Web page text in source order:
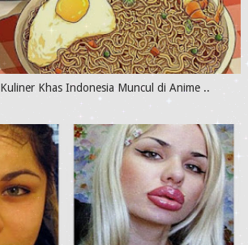
Khas Indonesia Muncul di Anime ..